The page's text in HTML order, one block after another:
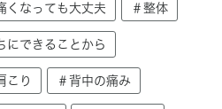
くなっても大丈夫 ＃整体
にできることから
こり ＃背中の痛み